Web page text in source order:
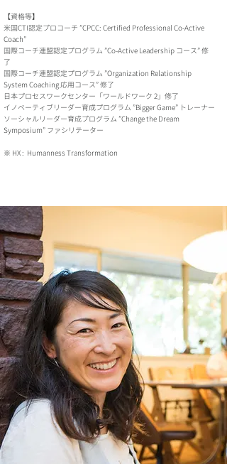
【資格等】
米国CTI認定プロコーチ ”CPCC: Certified Professional Co-Active
Coach”
国際コーチ連盟認定プログラム ”Co-Active Leadership コース” 修
了
国際コーチ連盟認定プログラム ”Organization Relationship
System Coaching 応用コース” 修了
日本プロセスワークセンター「ワールドワーク 2」修了
イノベーティブリーダー育成プログラム ”Bigger Game” トレーナー
ソーシャルリーダー育成プログラム ”Change the Dream
Symposium” ファシリテーター​​
※ HX : Humanness Transformation